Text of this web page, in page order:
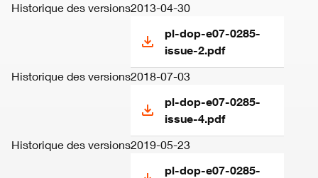
Historique des versions2013-04-30
pl-dop-e07-0285-
issue-2.pdf
Historique des versions2018-07-03
pl-dop-e07-0285-
issue-4.pdf
Historique des versions2019-05-23
pl-dop-e07-0285-